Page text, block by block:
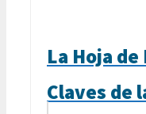
La Hoja de
Claves de